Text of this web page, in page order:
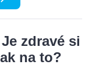
zdravé si
na to?